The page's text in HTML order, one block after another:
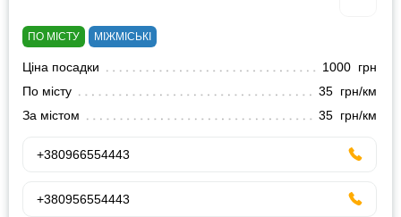
ПО МІСТУ МІЖМІСЬКІ
Ціна посадки
1000 грн
По місту
35 грн/км
За містом
35 грн/км
+380966554443
+380956554443